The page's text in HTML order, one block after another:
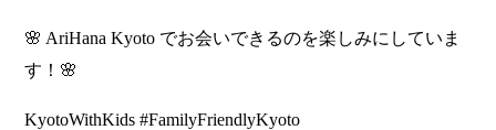
🌸 AriHana Kyoto でお会いできるのを楽しみにしていま
す！🌸
KyotoWithKids #FamilyFriendlyKyoto